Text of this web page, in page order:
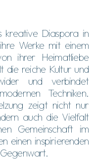
kreative Diaspora in
Werke mit einem
ihrer Heimatliebe
die reiche Kultur und
und verbindet
Techniken.
zeigt nicht nur
auch die Vielfalt
Gemeinschaft im
einen inspirierenden